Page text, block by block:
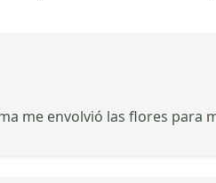
me envolvió las flores para